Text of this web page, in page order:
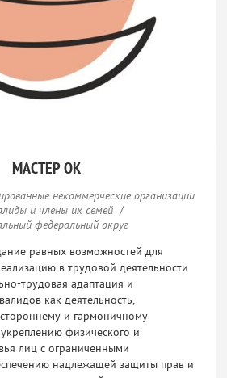
МАСТЕР ОК
некоммерческие организации
и члены их семей /
федеральный округ
равных возможностей для
в трудовой деятельности
трудовая адаптация и
как деятельность,
и гармоничному
физического и
лиц с ограниченными
надлежащей защиты прав и